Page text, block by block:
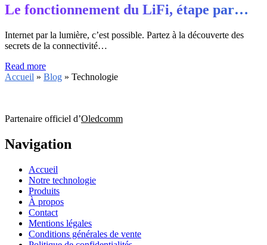
Le fonctionnement du LiFi, étape par…
Internet par la lumière, c’est possible. Partez à la découverte des
secrets de la connectivité…
Read more
Accueil » Blog » Technologie
Partenaire officiel d’Oledcomm
Navigation
Accueil
Notre technologie
Produits
À propos
Contact
Mentions légales
Conditions générales de vente